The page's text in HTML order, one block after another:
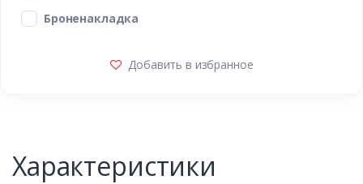
Броненакладка
Добавить в избранное
Характеристики